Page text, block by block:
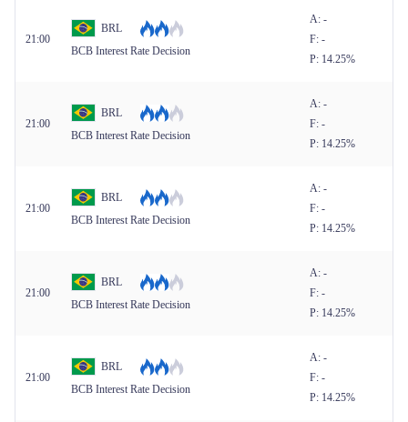
21:00
BRL
BCB Interest Rate Decision
A: -
F: -
P: 14.25%
21:00
BRL
BCB Interest Rate Decision
A: -
F: -
P: 14.25%
21:00
BRL
BCB Interest Rate Decision
A: -
F: -
P: 14.25%
21:00
BRL
BCB Interest Rate Decision
A: -
F: -
P: 14.25%
21:00
BRL
BCB Interest Rate Decision
A: -
F: -
P: 14.25%